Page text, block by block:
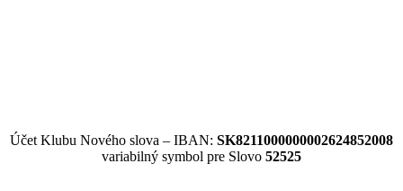
Účet Klubu Nového slova – IBAN: SK8211000000002624852008
variabilný symbol pre Slovo 52525